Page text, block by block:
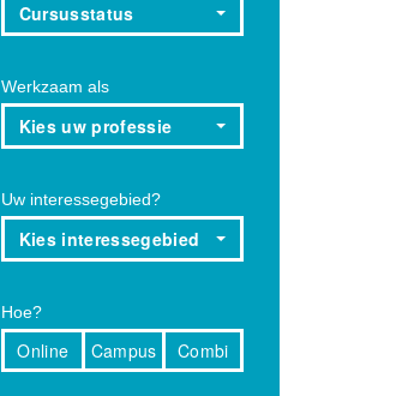
Cursusstatus
Werkzaam als
Kies uw professie
Uw interessegebied?
Kies interessegebied
Hoe?
Online Campus Combi